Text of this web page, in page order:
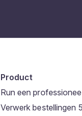
Product
Run een
Verwerk bestellingen